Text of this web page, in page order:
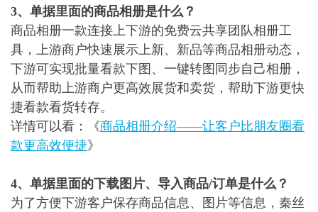
3、 单据里面的商品相册是什么？
商品相册一款连接上下游的免费云共享团队相册工
具，上游商户快速展示上新、新品等商品相册动态，
下游可实现批量看款下图、一键转图同步自己相册，
从而帮助上游商户更高效展货和卖货，帮助下游更快
捷看款看货转存。
详情可以看：《商品相册介绍——让客户比朋友圈看
款更高效便捷》
4、单据里面的下载图片、导入商品/订单是什么？
为了方便下游客户保存商品信息、图片等信息，秦丝